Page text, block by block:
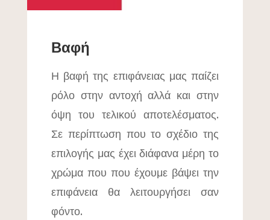
Βαφή
Η βαφή της επιφάνειας μας παίζει
ρόλο στην αντοχή αλλά και στην
όψη του τελικού αποτελέσματος.
Σε περίπτωση που το σχέδιο της
επιλογής μας έχει διάφανα μέρη το
χρώμα που που έχουμε βάψει την
επιφάνεια θα λειτουργήσει σαν
φόντο.